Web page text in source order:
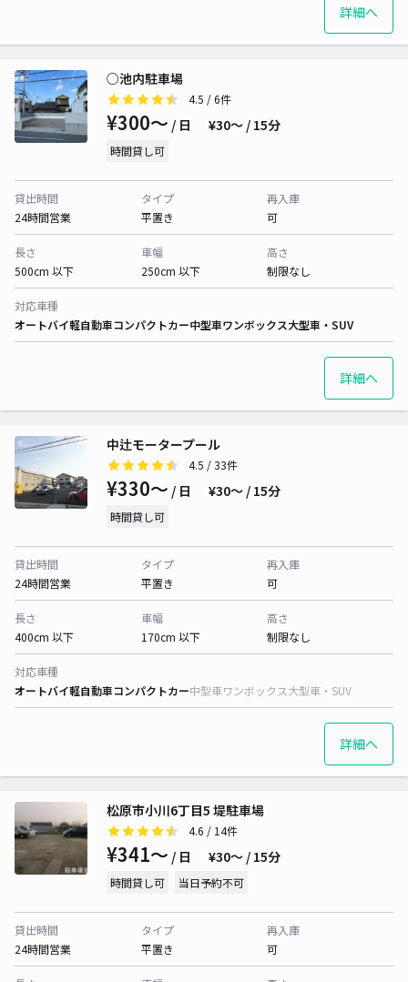
詳細へ
○池内駐車場
4.5 / 6件
¥300〜 / 日 ¥30〜 / 15分
時間貸し可
貸出時間
24時間営業
タイプ
平置き
再入庫
可
長さ
500cm 以下
車幅
250cm 以下
高さ
制限なし
対応車種
オートバイ軽自動車コンパクトカー中型車ワンボックス大型車・SUV
詳細へ
中辻モータープール
4.5 / 33件
¥330〜 / 日 ¥30〜 / 15分
時間貸し可
貸出時間
24時間営業
タイプ
平置き
再入庫
可
長さ
400cm 以下
車幅
170cm 以下
高さ
制限なし
対応車種
オートバイ軽自動車コンパクトカー中型車ワンボックス大型車・SUV
詳細へ
松原市小川6丁目5 堤駐車場
4.6 / 14件
¥341〜 / 日 ¥30〜 / 15分
時間貸し可 当日予約不可
貸出時間
24時間営業
タイプ
平置き
再入庫
可